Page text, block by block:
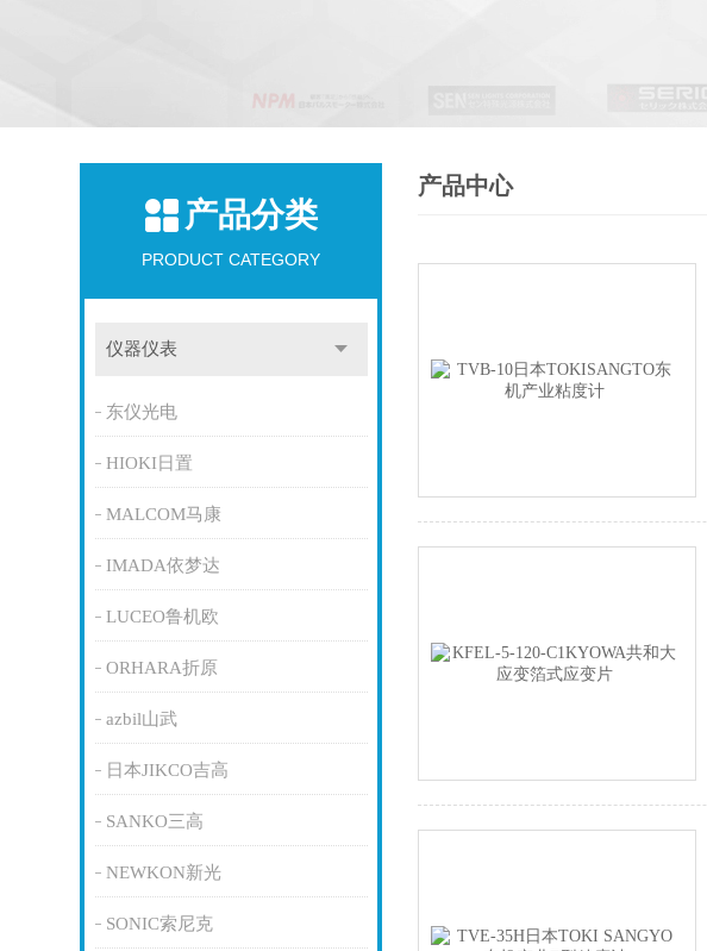
产品分类
PRODUCT CATEGORY
仪器仪表
东仪光电
HIOKI日置
MALCOM马康
IMADA依梦达
LUCEO鲁机欧
ORHARA折原
azbil山武
日本JIKCO吉高
SANKO三高
NEWKON新光
SONIC索尼克
产品中心